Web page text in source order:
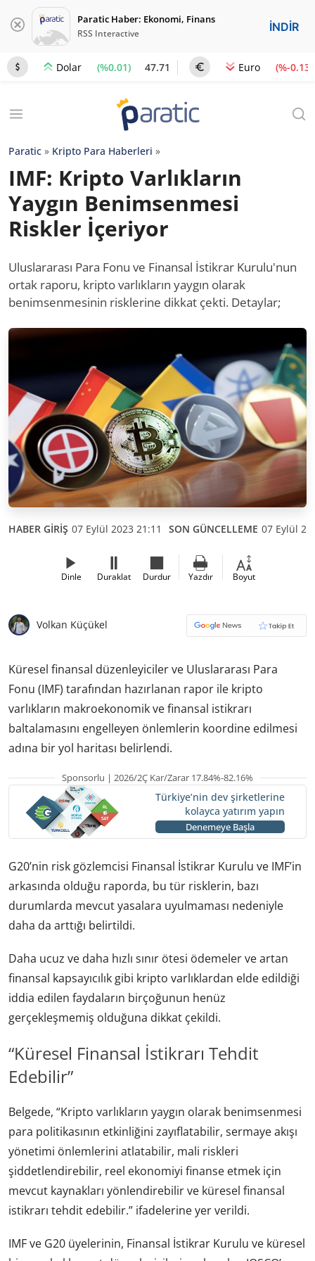
Paratic Haber: Ekonomi, Finans
RSS Interactive İNDİR
Dolar (%0.01) 47.71 Euro (%-0.13)
Paratic » Kripto Para Haberleri »
IMF: Kripto Varlıkların
Yaygın Benimsenmesi
Riskler İçeriyor
Uluslararası Para Fonu ve Finansal İstikrar Kurulu'nun
ortak raporu, kripto varlıkların yaygın olarak
benimsenmesinin risklerine dikkat çekti. Detaylar;
HABER GİRİŞ 07 Eylül 2023 21:11 SON GÜNCELLEME 07 Eylül
Dinle Duraklat Durdur Yazdır Boyut
Volkan Küçükel
Küresel finansal düzenleyiciler ve Uluslararası Para
Fonu (IMF) tarafından hazırlanan rapor ile kripto
varlıkların makroekonomik ve finansal istikrarı
baltalamasını engelleyen önlemlerin koordine edilmesi
adına bir yol haritası belirlendi.
Sponsorlu | 2026/2Ç Kar/Zarar 17.84%-82.16%
Türkiye’nin dev şirketlerine
kolayca yatırım yapın
Denemeye Başla
G20’nin risk gözlemcisi Finansal İstikrar Kurulu ve IMF’in
arkasında olduğu raporda, bu tür risklerin, bazı
durumlarda mevcut yasalara uyulmaması nedeniyle
daha da arttığı belirtildi.
Daha ucuz ve daha hızlı sınır ötesi ödemeler ve artan
finansal kapsayıcılık gibi kripto varlıklardan elde edildiği
iddia edilen faydaların birçoğunun henüz
gerçekleşmemiş olduğuna dikkat çekildi.
“Küresel Finansal İstikrarı Tehdit
Edebilir”
Belgede, “Kripto varlıkların yaygın olarak benimsenmesi
para politikasının etkinliğini zayıflatabilir, sermaye akışı
yönetimi önlemlerini atlatabilir, mali riskleri
şiddetlendirebilir, reel ekonomiyi finanse etmek için
mevcut kaynakları yönlendirebilir ve küresel finansal
istikrarı tehdit edebilir.” ifadelerine yer verildi.
IMF ve G20 üyelerinin, Finansal İstikrar Kurulu ve küresel